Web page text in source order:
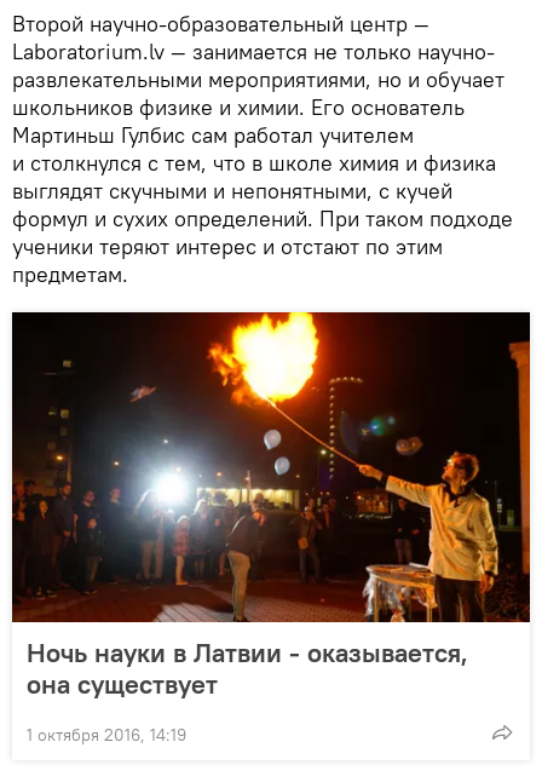
Второй научно-образовательный центр —
Laboratorium.lv — занимается не только научно-
развлекательными мероприятиями, но и обучает
школьников физике и химии. Его основатель
Мартиньш Гулбис сам работал учителем
и столкнулся с тем, что в школе химия и физика
выглядят скучными и непонятными, с кучей
формул и сухих определений. При таком подходе
ученики теряют интерес и отстают по этим
предметам.
Ночь науки в Латвии - оказывается,
она существует
1 октября 2016, 14:19